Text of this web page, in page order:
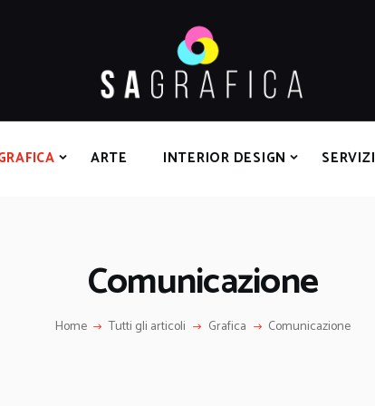
ARTE INTERIOR DESIGN SERVIZI
Comunicazione
Home Tutti gli articoli Grafica Comunicazione
DESIGN